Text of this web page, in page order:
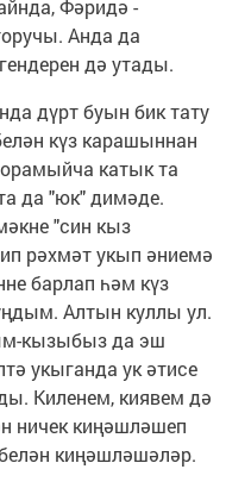
Фәридә -
Анда да
дә утады.
дүрт буын бик тату
күз карашыннан
катык та
да "юк" димәде.
"син кыз
рәхмәт укып әниемә
барлап һәм күз
Алтын куллы ул.
кызыбыз да эш
укыганда ук әтисе
Киленем, киявем дә
ничек киңәшләшеп
киңәшләшәләр.